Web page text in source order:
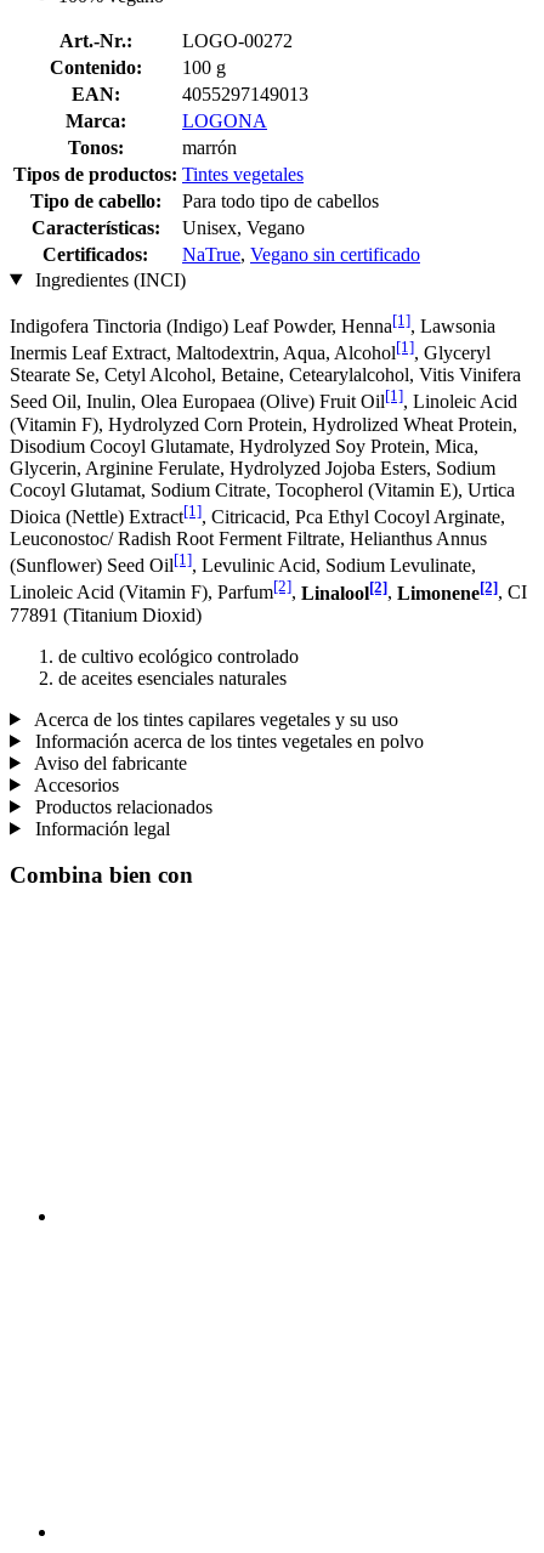
Art.-Nr.:
LOGO-00272
Contenido:
100 g
EAN:
4055297149013
Marca:
LOGONA
Tonos:
marrón
Tipos de productos: Tintes vegetales
Tipo de cabello:
Para todo tipo de cabellos
Características:
Unisex, Vegano
Certificados:
NaTrue, Vegano sin certificado
Ingredientes (INCI)
Indigofera Tinctoria (Indigo) Leaf Powder, Henna[1], Lawsonia
Inermis Leaf Extract, Maltodextrin, Aqua, Alcohol[1], Glyceryl
Stearate Se, Cetyl Alcohol, Betaine, Cetearylalcohol, Vitis Vinifera
Seed Oil, Inulin, Olea Europaea (Olive) Fruit Oil[1], Linoleic Acid
(Vitamin F), Hydrolyzed Corn Protein, Hydrolized Wheat Protein,
Disodium Cocoyl Glutamate, Hydrolyzed Soy Protein, Mica,
Glycerin, Arginine Ferulate, Hydrolyzed Jojoba Esters, Sodium
Cocoyl Glutamat, Sodium Citrate, Tocopherol (Vitamin E), Urtica
Dioica (Nettle) Extract[1], Citricacid, Pca Ethyl Cocoyl Arginate,
Leuconostoc/ Radish Root Ferment Filtrate, Helianthus Annus
(Sunflower) Seed Oil[1], Levulinic Acid, Sodium Levulinate,
Linoleic Acid (Vitamin F), Parfum[2], Linalool[2], Limonene[2], CI
77891 (Titanium Dioxid)
de cultivo ecológico controlado
de aceites esenciales naturales
Acerca de los tintes capilares vegetales y su uso
Información acerca de los tintes vegetales en polvo
Aviso del fabricante
Accesorios
Productos relacionados
Información legal
Combina bien con